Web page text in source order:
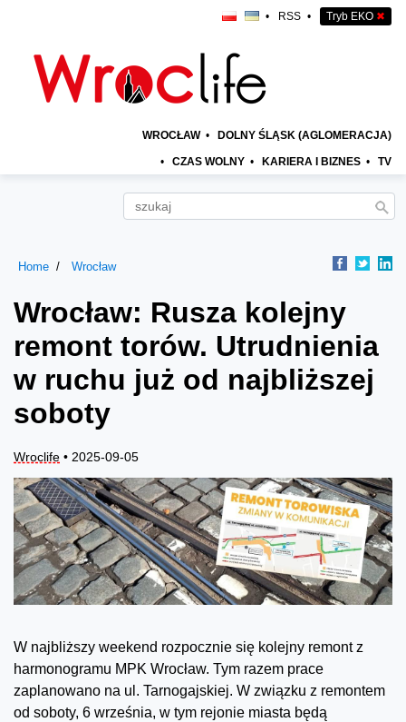
• RSS • Tryb EKO ✖
WROCŁAW • DOLNY ŚLĄSK (AGLOMERACJA)
• CZAS WOLNY • KARIERA I BIZNES • TV
Home Wrocław
Wrocław: Rusza kolejny
remont torów. Utrudnienia
w ruchu już od najbliższej
soboty
Wroclife • 2025-09-05
W najbliższy weekend rozpocznie się kolejny remont z
harmonogramu MPK Wrocław. Tym razem prace
zaplanowano na ul. Tarnogajskiej. W związku z remontem
od soboty, 6 września, w tym rejonie miasta będą